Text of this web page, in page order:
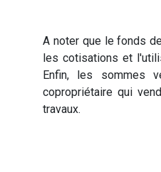
A noter que le fonds
les cotisations et
Enfin, les sommes
copropriétaire qui
travaux.